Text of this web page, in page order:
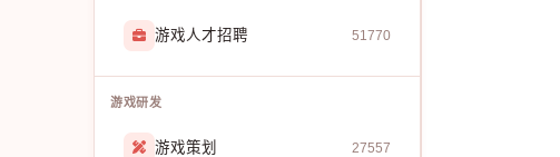
游戏人才招聘 51770
游戏研发
游戏策划 27557